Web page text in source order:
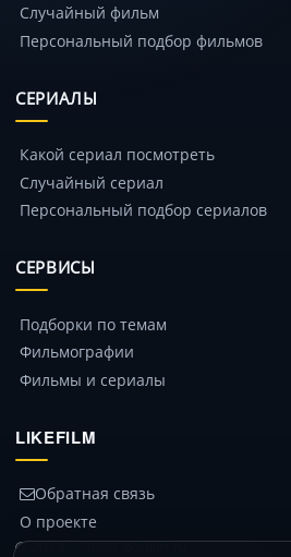
Случайный фильм
Персональный подбор фильмов
СЕРИАЛЫ
Какой сериал посмотреть
Случайный сериал
Персональный подбор сериалов
СЕРВИСЫ
Подборки по темам
Фильмографии
Фильмы и сериалы
LIKEFILM
Обратная связь
О проекте
© 2014 – 2026 likefilm.ru